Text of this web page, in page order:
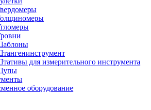
для измерительного инструмента
оборудование